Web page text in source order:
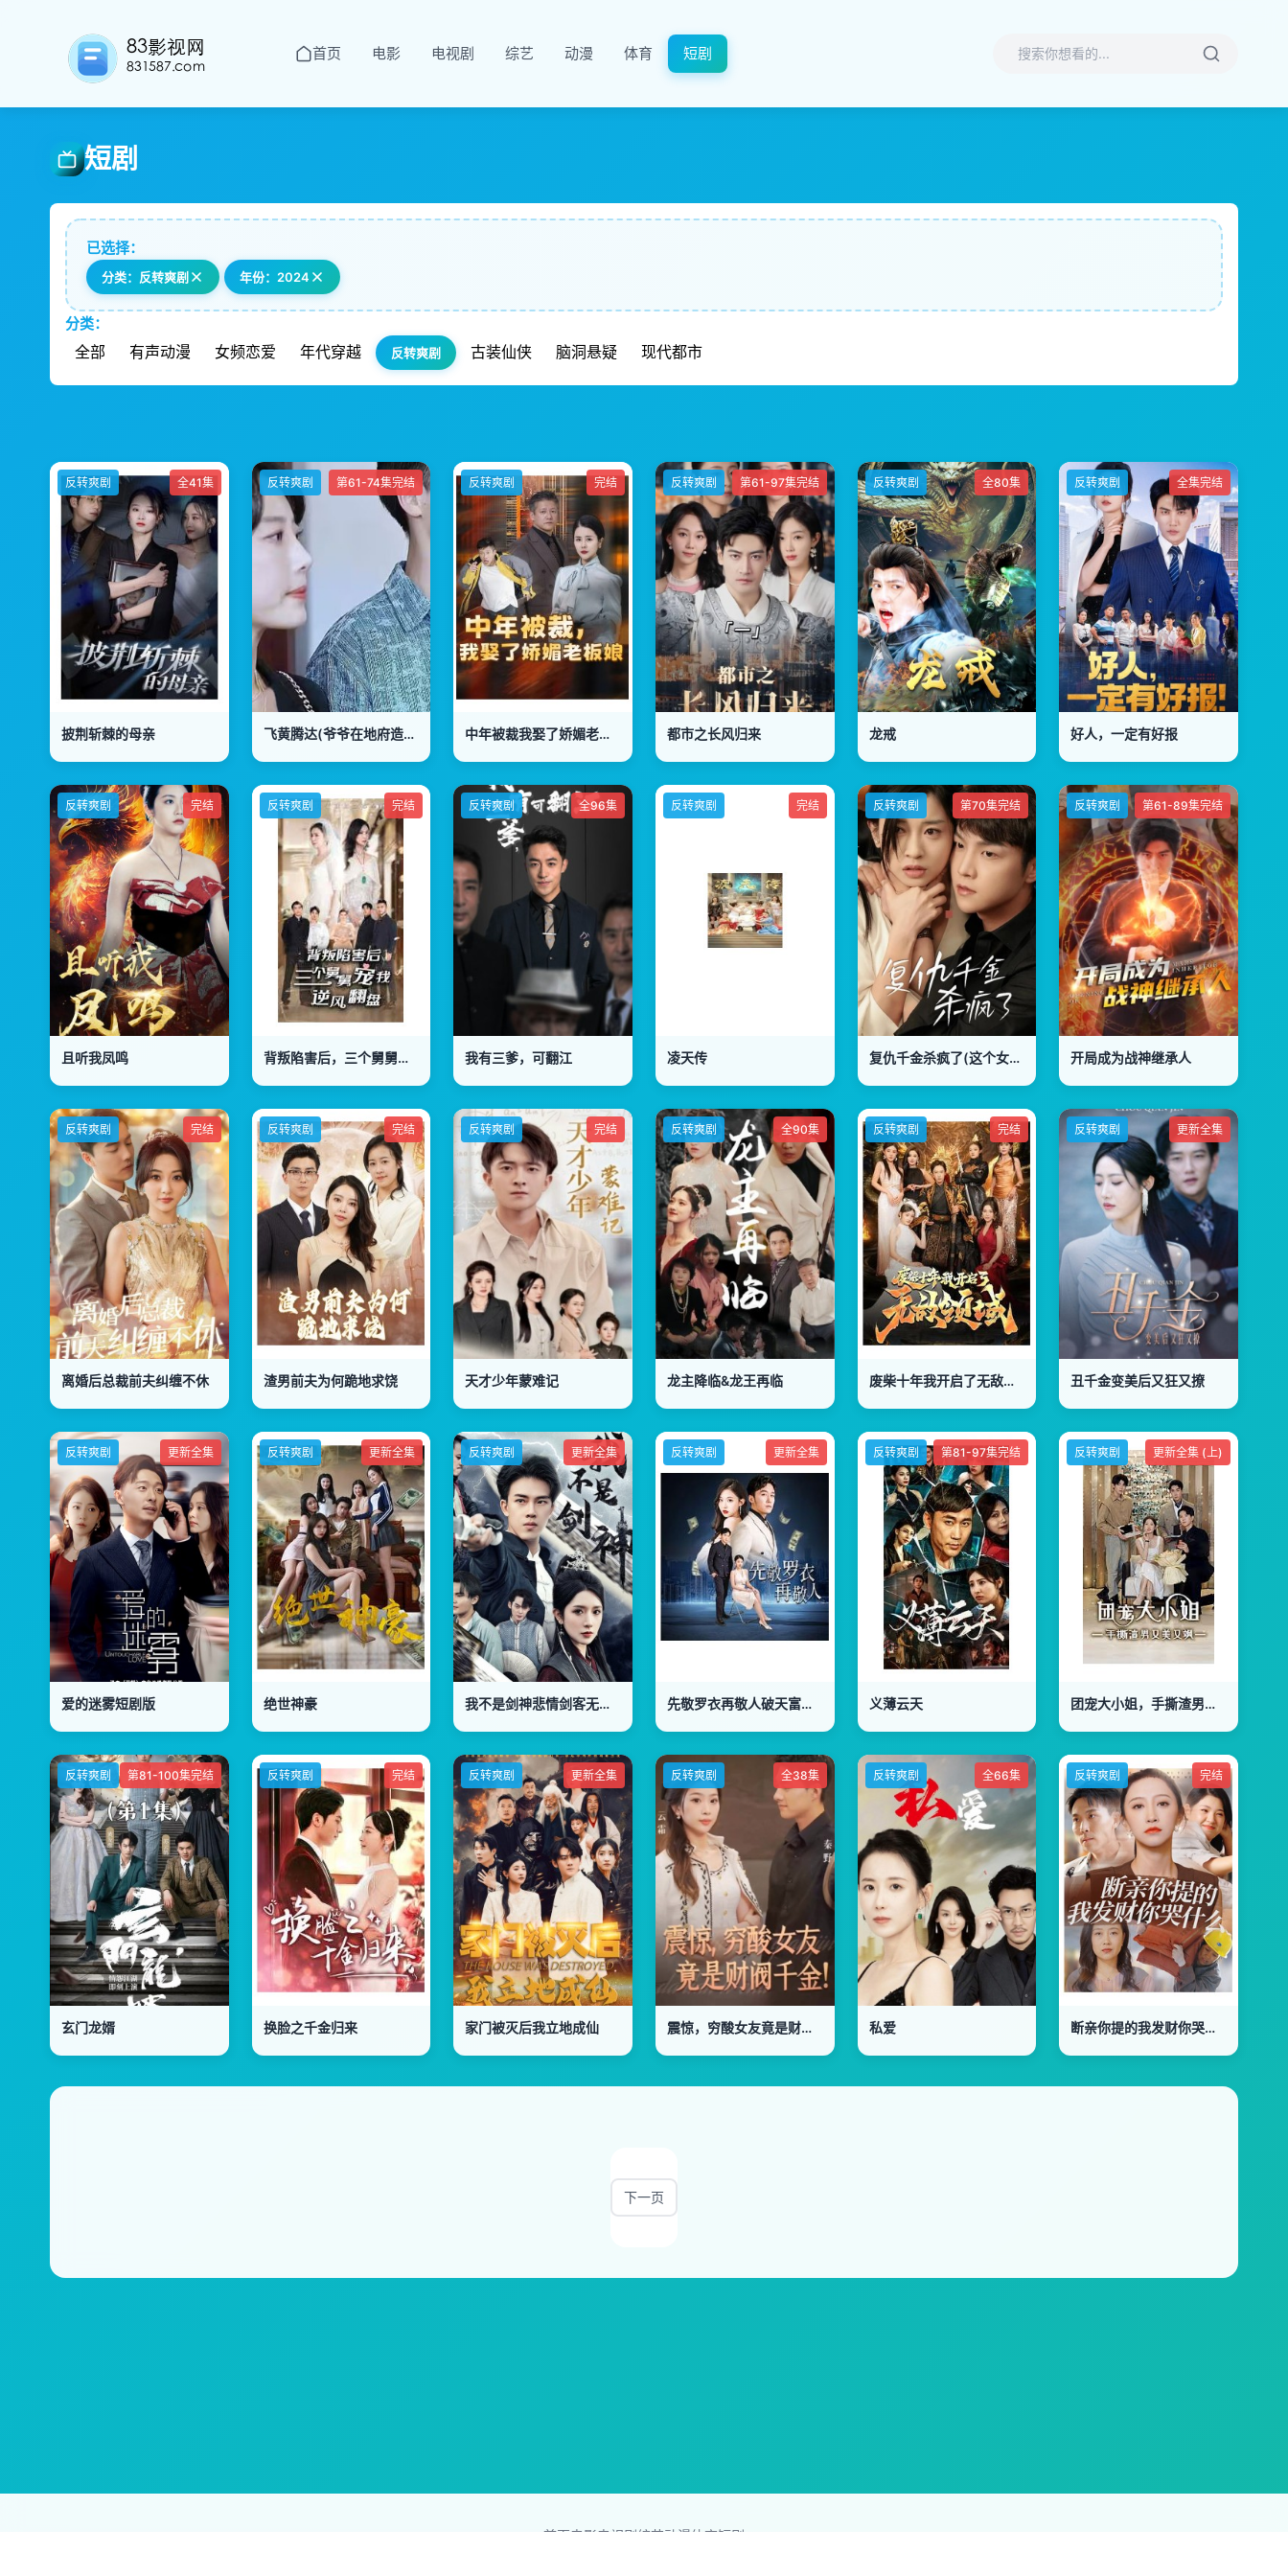
首页 电影 电视剧 综艺 动漫 体育 短剧
短剧
已选择：
分类：反转爽剧 年份：2024
分类：
全部 有声动漫 女频恋爱 年代穿越 反转爽剧 古装仙侠 脑洞悬疑 现代都市
反转爽剧 全41集
披荆斩棘的母亲
反转爽剧 第61-74集完结
飞黄腾达(爷爷在地府造反)
反转爽剧 完结
中年被裁我娶了娇媚老板娘
反转爽剧 第61-97集完结
都市之长风归来
反转爽剧 全80集
龙戒
反转爽剧 全集完结
好人，一定有好报
反转爽剧 完结
且听我凤鸣
反转爽剧 完结
背叛陷害后，三个舅舅宠我逆风翻盘
反转爽剧 全96集
我有三爹，可翻江
反转爽剧 完结
凌天传
反转爽剧 第70集完结
复仇千金杀疯了(这个女人不好惹)
反转爽剧 第61-89集完结
开局成为战神继承人
反转爽剧 完结
离婚后总裁前夫纠缠不休
反转爽剧 完结
渣男前夫为何跪地求饶
反转爽剧 完结
天才少年蒙难记
反转爽剧 全90集
龙主降临&龙王再临
反转爽剧 完结
废柴十年我开启了无敌领域
反转爽剧 更新全集
丑千金变美后又狂又撩
反转爽剧 更新全集
爱的迷雾短剧版
反转爽剧 更新全集
绝世神豪
反转爽剧 更新全集
我不是剑神悲情剑客无情剑
反转爽剧 更新全集
先敬罗衣再敬人破天富贵家财万贯
反转爽剧 第81-97集完结
义薄云天
反转爽剧 更新全集 (上)
团宠大小姐，手撕渣男又美又飒
反转爽剧 第81-100集完结
玄门龙婿
反转爽剧 完结
换脸之千金归来
反转爽剧 更新全集
家门被灭后我立地成仙
反转爽剧 全38集
震惊，穷酸女友竟是财阀千金！
反转爽剧 全66集
私爱
反转爽剧 完结
断亲你提的我发财你哭什么
下一页
首页电影电视剧综艺动漫体育短剧